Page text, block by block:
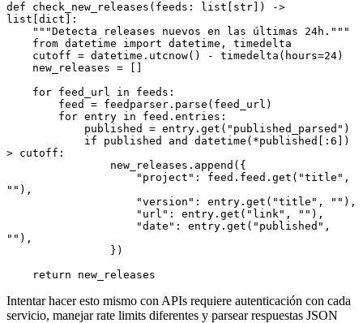
def check_new_releases ( feeds : list str )
->
list dict
:
    """Detecta releases nuevos en las últimas 24h."""
    from
datetime import datetime ,
timedelta
    cutoff
= datetime . utcnow() - timedelta (hours=24)
    new_releases
=
    for
feed_url in feeds :
        feed
= feedparser . parse (feed_url)
        for
entry in feed . entries :
            published
= entry . get ( "published_parsed" )
            if
published and datetime ( *published[: 6 ])
> cutoff :
                new_releases
. append ({
                    "project"
: feed.feed. get ( "title"
"" ),
                    "version"
: entry. get ( "title" , "" ),
                    "url"
: entry. get ( "link" , "" ),
                    "date"
: entry. get ( "published"
"" ),
                })
    return
new_releases
Intentar hacer esto mismo con APIs requiere autenticación con cada
servicio, manejar rate limits diferentes y parsear respuestas JSON